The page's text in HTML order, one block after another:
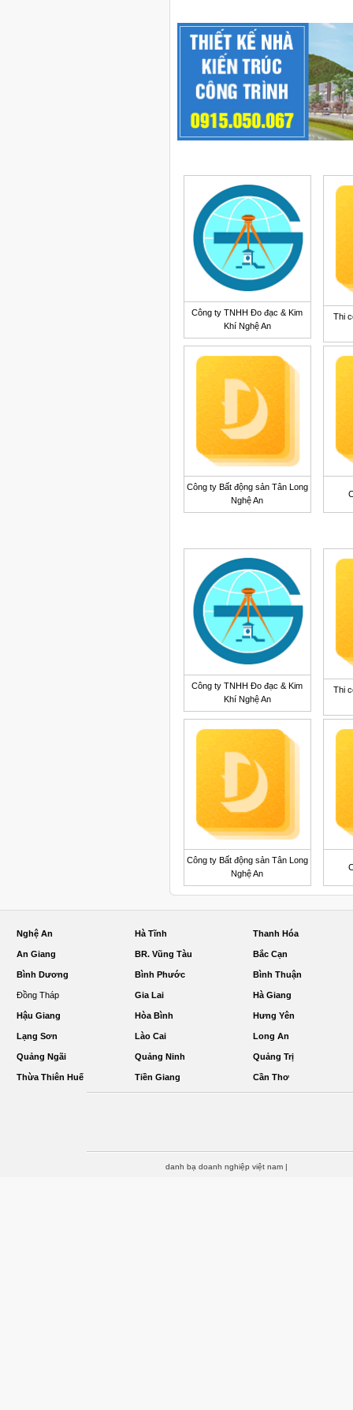
Công ty TNHH Đo đạc & Kim
Khí Nghệ An
Thi
Công ty Bất động sản Tân Long
Nghệ An
Công ty TNHH Đo đạc & Kim
Khí Nghệ An
Thi
Công ty Bất động sản Tân Long
Nghệ An
Nghệ An Hà Tĩnh Thanh Hóa
An Giang BR. Vũng Tàu Bắc Cạn
Bình Dương Bình Phước Bình Thuận
Đồng Tháp Gia Lai Hà Giang
Hậu Giang Hòa Bình Hưng Yên
Lạng Sơn Lào Cai Long An
Quảng Ngãi Quảng Ninh Quảng Trị
Thừa Thiên Huế Tiền Giang Cần Thơ
danh bạ doanh nghiệp việt nam |